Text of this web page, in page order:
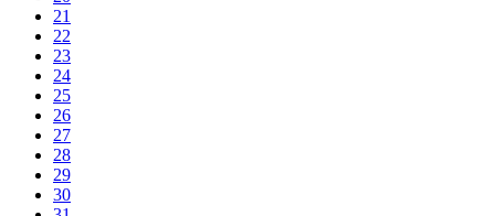
21
22
23
24
25
26
27
28
29
30